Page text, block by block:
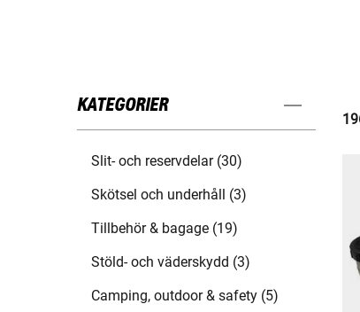
KATEGORIER
Slit- och reservdelar (30)
Skötsel och underhåll (3)
Tillbehör & bagage (19)
Stöld- och väderskydd (3)
Camping, outdoor & safety (5)